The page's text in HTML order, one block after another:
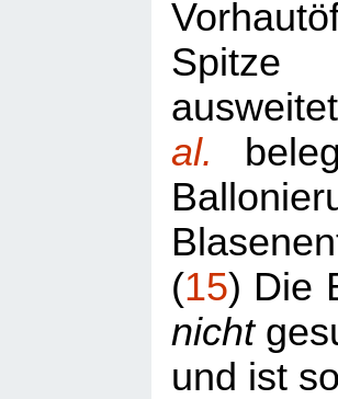
Spitze
al.
(15) Die
nicht
und ist